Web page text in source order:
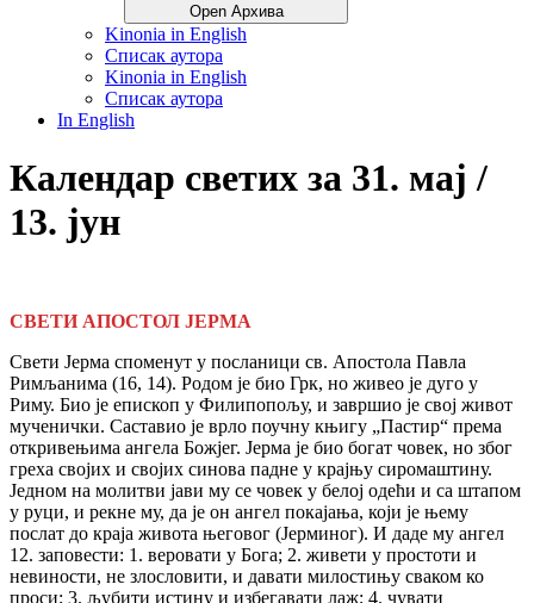
Open Архива
Kinonia in English
Списак аутора
Kinonia in English
Списак аутора
In English
Календар светих за 31. мај /
13. јун
СВЕТИ АПОСТОЛ ЈЕРМА
Свети Јерма споменут у посланици св. Апостола Павла
Римљанима (16, 14). Родом је био Грк, но живео је дуго у
Риму. Био је епископ у Филипопољу, и завршио је свој живот
мученички. Саставио је врло поучну књигу „Пастир“ према
откривењима ангела Божјег. Јерма је био богат човек, но због
греха својих и својих синова падне у крајњу сиромаштину.
Једном на молитви јави му се човек у белој одећи и са штапом
у руци, и рекне му, да је он ангел покајања, који је њему
послат до краја живота његовог (Јерминог). И даде му ангел
12. заповести: 1. веровати у Бога; 2. живети у простоти и
невиности, не злословити, и давати милостињу сваком ко
проси; 3. љубити истину и избегавати лаж; 4. чувати